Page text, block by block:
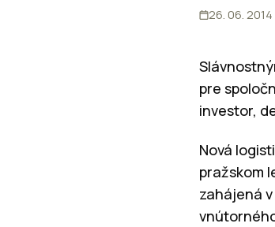
26. 06. 2014
pre
investor,
Nová
pražskom
zahájená